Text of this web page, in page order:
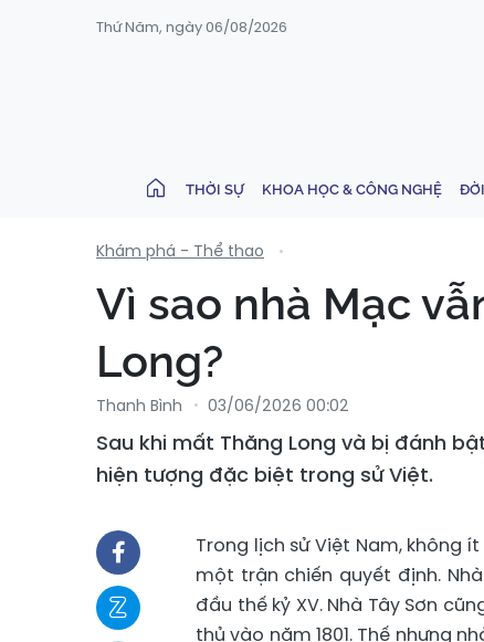
Thứ Năm, ngày 06/08/2026
THỜI SỰ KHOA HỌC & CÔNG NGHỆ
Khám phá - Thể thao
Vì sao nhà Mạc
Long?
Thanh Bình 03/06/2026 00:02
Sau khi mất Thăng Long và bị đánh
hiện tượng đặc biệt trong sử Việt.
Trong lịch sử Việt Nam, không
một trận chiến quyết định.
đầu thế kỷ XV. Nhà Tây Sơn
thủ vào năm 1801. Thế nhưng